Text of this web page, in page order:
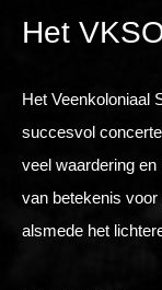
Het
Het Veenkoloniaal
succesvol
veel waardering
van betekenis
alsmede het